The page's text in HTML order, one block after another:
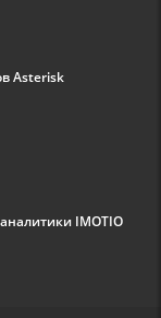
Asterisk
IMOTIO